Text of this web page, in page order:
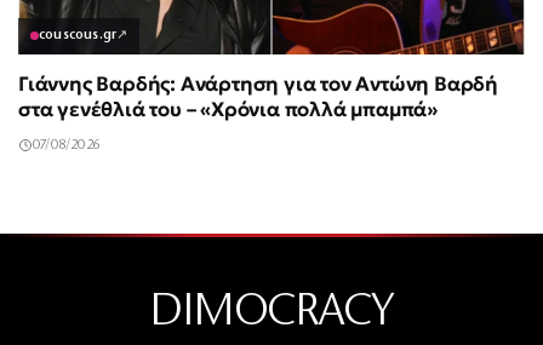
couscous.gr↗
Γιάννης Βαρδής: Ανάρτηση για τον Αντώνη Βαρδή
στα γενέθλιά του – «Χρόνια πολλά μπαμπά»
07/08/2026
DIMOCRACY